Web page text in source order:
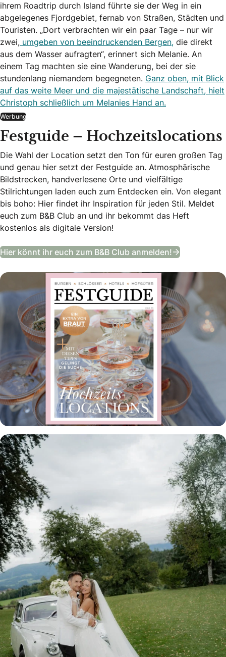
ihrem Roadtrip durch Island führte sie der Weg in ein
abgelegenes Fjordgebiet, fernab von Straßen, Städten und
Touristen. „Dort verbrachten wir ein paar Tage – nur wir
zwei, umgeben von beeindruckenden Bergen, die direkt
aus dem Wasser aufragten“, erinnert sich Melanie. An
einem Tag machten sie eine Wanderung, bei der sie
stundenlang niemandem begegneten. Ganz oben, mit Blick
auf das weite Meer und die majestätische Landschaft, hielt
Christoph schließlich um Melanies Hand an.
Werbung
Festguide – Hochzeitslocations
Die Wahl der Location setzt den Ton für euren großen Tag
und genau hier setzt der Festguide an. Atmosphärische
Bildstrecken, handverlesene Orte und vielfältige
Stilrichtungen laden euch zum Entdecken ein. Von elegant
bis boho: Hier findet ihr Inspiration für jeden Stil. Meldet
euch zum B&B Club an und ihr bekommt das Heft
kostenlos als digitale Version!
Hier könnt ihr euch zum B&B Club anmelden! Festguide